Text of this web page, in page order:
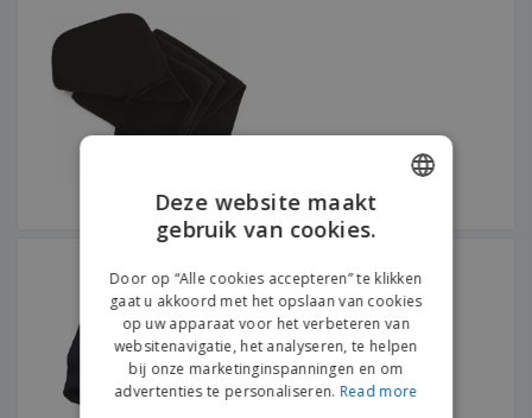
ENGLISH
DUTCH
PORTUGUESE
SPANISH
Deze website maakt
gebruik van cookies.
Door op “Alle cookies accepteren” te klikken
gaat u akkoord met het opslaan van cookies
op uw apparaat voor het verbeteren van
websitenavigatie, het analyseren, te helpen
bij onze marketinginspanningen en om
advertenties te personaliseren. Read more